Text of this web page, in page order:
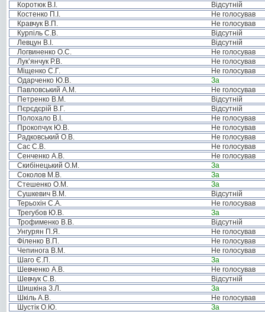
Коротюк В.І.
Відсутній
Костенко П.І.
Не голосував
Кравчук В.П.
Не голосував
Курпіль С.В.
Відсутній
Левцун В.І.
Відсутній
Логвиненко О.С.
Не голосував
Лук’янчук Р.В.
Не голосував
Міщенко С.Г.
Не голосував
Одарченко Ю.В.
За
Павловський А.М.
Не голосував
Петренко В.М.
Відсутній
Пєрєдєрій В.Г.
Відсутній
Полохало В.І.
Не голосував
Прокопчук Ю.В.
Не голосував
Радковський О.В.
Не голосував
Сас С.В.
Не голосував
Сенченко А.В.
Не голосував
Скибінецький О.М.
За
Соколов М.В.
За
Стешенко О.М.
За
Сушкевич В.М.
Відсутній
Терьохін С.А.
Не голосував
Трегубов Ю.В.
За
Трофименко В.В.
Відсутній
Унгурян П.Я.
Не голосував
Філенко В.П.
Не голосував
Чепинога В.М.
Не голосував
Шаго Є.П.
За
Шевченко А.В.
Не голосував
Шевчук С.В.
Відсутній
Шишкіна З.Л.
За
Шкіль А.В.
Не голосував
Шустік О.Ю.
За